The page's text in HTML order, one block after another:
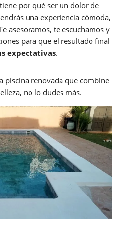
por qué ser un dolor de
una experiencia cómoda,
asesoramos, te escuchamos y
para que el resultado final
expectativas.
piscina renovada que combine
no lo dudes más.